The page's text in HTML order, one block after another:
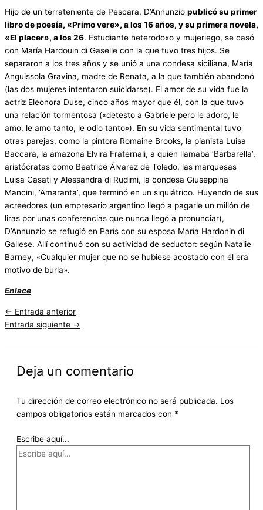
Hijo de un terrateniente de Pescara, D’Annunzio publicó su primer
libro de poesía, «Primo vere», a los 16 años, y su primera novela,
«El placer», a los 26. Estudiante heterodoxo y mujeriego, se casó
con María Hardouin di Gaselle con la que tuvo tres hijos. Se
separaron a los tres años y se unió a una condesa siciliana, María
Anguissola Gravina, madre de Renata, a la que también abandonó
(las dos mujeres intentaron suicidarse). El amor de su vida fue la
actriz Eleonora Duse, cinco años mayor que él, con la que tuvo
una relación tormentosa («detesto a Gabriele pero le adoro, le
amo, le amo tanto, le odio tanto»). En su vida sentimental tuvo
otras parejas, como la pintora Romaine Brooks, la pianista Luisa
Baccara, la amazona Elvira Fraternali, a quien llamaba ‘Barbarella’,
aristócratas como Beatrice Álvarez de Toledo, las marquesas
Luisa Casati y Alessandra di Rudimi, la condesa Giuseppina
Mancini, ‘Amaranta’, que terminó en un siquiátrico. Huyendo de sus
acreedores (un empresario argentino llegó a pagarle un millón de
liras por unas conferencias que nunca llegó a pronunciar),
D’Annunzio se refugió en París con su esposa María Hardonin di
Gallese. Allí continuó con su actividad de seductor: según Natalie
Barney, «Cualquier mujer que no se hubiese acostado con él era
motivo de burla».
Enlace
← Entrada anterior
Entrada siguiente →
Deja un comentario
Tu dirección de correo electrónico no será publicada. Los
campos obligatorios están marcados con *
Escribe aquí...